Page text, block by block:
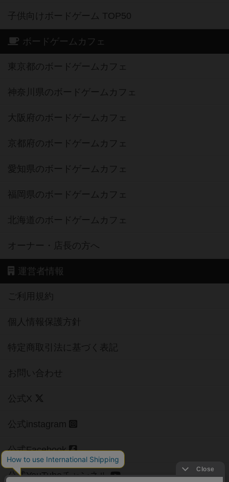
子供向けボードゲーム TOP50
ボードゲームカフェ
東京都のボードゲームカフェ
神奈川県のボードゲームカフェ
大阪府のボードゲームカフェ
京都府のボードゲームカフェ
愛知県のボードゲームカフェ
福岡県のボードゲームカフェ
北海道のボードゲームカフェ
オーナー・店長の方へ
運営者情報
ご利用規約
個人情報保護方針
特定商取引法に基づく表記
お問い合わせ
公式X
公式instagram
公式Facebook
公式YouTubeチャンネル